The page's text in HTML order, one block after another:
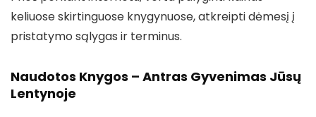
keliuose skirtinguose knygynuose, atkreipti dėmesį į
pristatymo sąlygas ir terminus.
Naudotos Knygos – Antras Gyvenimas Jūsų
Lentynoje